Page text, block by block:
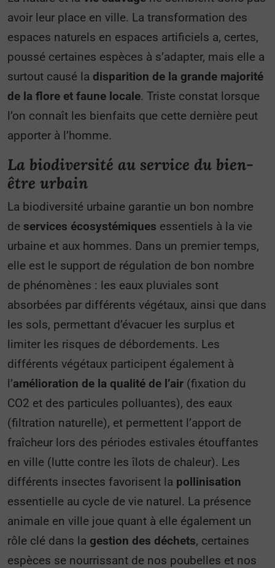
avoir leur place en ville. La transformation des
espaces naturels en espaces artificiels a, certes,
poussé certaines espèces à s’adapter, mais elle a
surtout causé la disparition de la grande majorité
de la flore et faune locale. Triste constat lorsque
l’on connaît les bienfaits que cette dernière peut
apporter à l’homme.
La biodiversité au service du bien-
être urbain
La biodiversité urbaine garantie un bon nombre
de services écosystémiques essentiels à la vie
urbaine et aux hommes. Dans un premier temps,
elle est le support de régulation de bon nombre
de phénomènes : les eaux pluviales sont
absorbées par différents végétaux, ainsi que dans
les sols, permettant d’évacuer les surplus et
limiter les risques de débordements. Les
différents végétaux participent également à
l’amélioration de la qualité de l’air (fixation du
CO2 et des particules polluantes), des eaux
(filtration naturelle), et permettent l’apport de
fraîcheur lors des périodes estivales étouffantes
en ville (lutte contre les îlots de chaleur). Les
différents insectes favorisent la pollinisation
essentielle au cycle de vie naturel. La présence
animale en ville joue quant à elle également un
rôle clé dans la gestion des déchets, certaines
espèces se nourrissant de nos poubelles et nos